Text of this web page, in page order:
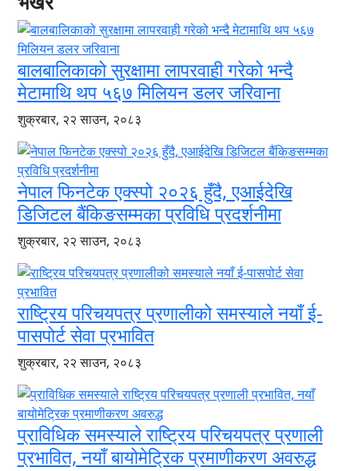
बालबालिकाको सुरक्षामा लापरवाही गरेको भन्दै
मेटामाथि थप ५६७ मिलियन डलर जरिवाना
शुक्रबार, २२ साउन, २०८३
नेपाल फिनटेक एक्स्पो २०२६ हुँदै, एआईदेखि
डिजिटल बैंकिङसम्मका प्रविधि प्रदर्शनीमा
शुक्रबार, २२ साउन, २०८३
राष्ट्रिय परिचयपत्र प्रणालीको समस्याले नयाँ ई-
पासपोर्ट सेवा प्रभावित
शुक्रबार, २२ साउन, २०८३
प्राविधिक समस्याले राष्ट्रिय परिचयपत्र प्रणाली
प्रभावित, नयाँ बायोमेट्रिक प्रमाणीकरण अवरुद्ध